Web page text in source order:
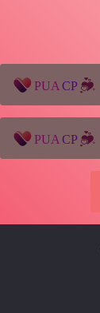
猪八戒源码